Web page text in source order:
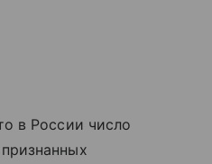
в России число